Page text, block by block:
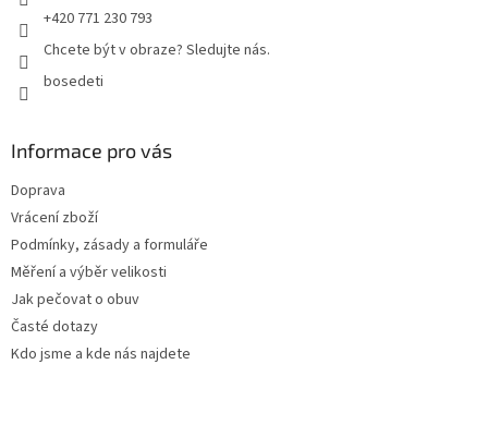
+420 771 230 793
Chcete být v obraze? Sledujte nás.
bosedeti
Informace pro vás
Doprava
Vrácení zboží
Podmínky, zásady a formuláře
Měření a výběr velikosti
Jak pečovat o obuv
Časté dotazy
Kdo jsme a kde nás najdete